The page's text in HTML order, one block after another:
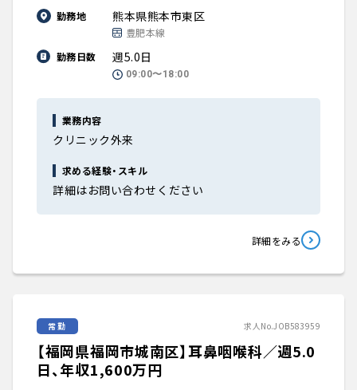
医師に役立つ取材記事
大学医局紹介
勤務地 熊本県熊本市東区
豊肥本線
勤務日数
週5.0日
09:00〜18:00
業務内容
クリニック外来
求める経験・スキル
詳細はお問い合わせください
詳細をみる
常勤 求人No.JOB583959
【福岡県福岡市城南区】耳鼻咽喉科／週5.0
日、年収1,600万円